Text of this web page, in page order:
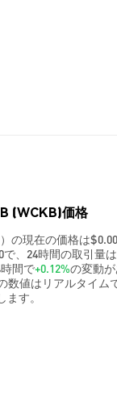
(WCKB)価格
の現在の価格は
、24時間の取引量は
間で+0.12%の変動
数値はリアルタイム
す。